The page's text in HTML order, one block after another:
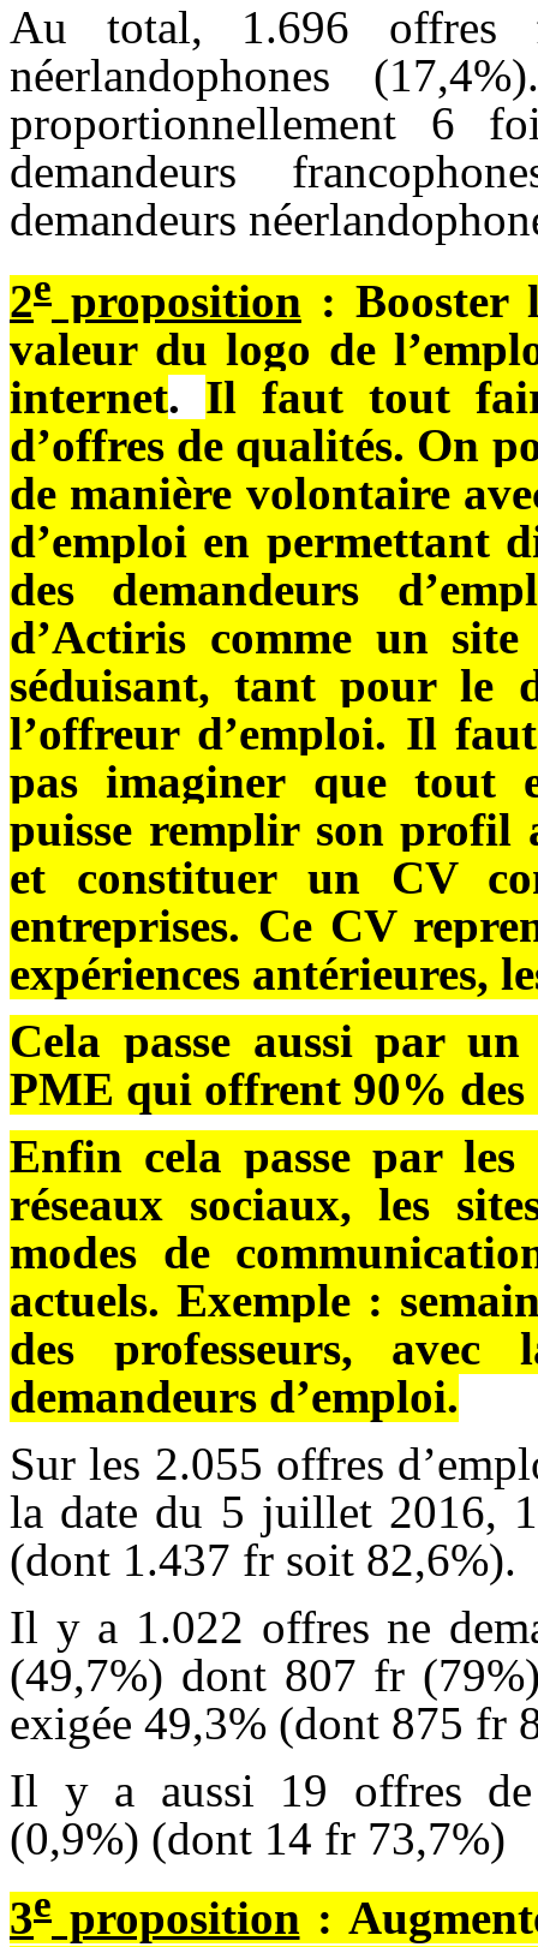
Au total, 1.696 offres
néerlandophones
proportionnellement 6
demandeurs
demandeurs
2e proposition : Booster
valeur du logo de
internet. Il faut tout
d’offres de qualités. On
de manière volontaire
d’emploi en permettant
des demandeurs
d’Actiris comme un
séduisant, tant pour le
l’offreur d’emploi. Il
pas imaginer que tout
puisse remplir son profil
et constituer un CV
entreprises. Ce CV
expériences antérieures,
Cela passe aussi par
PME qui offrent 90% des
Enfin cela passe par les
réseaux sociaux, les
modes de
actuels. Exemple :
des professeurs,
demandeurs d’emploi.
Sur les 2.055 offres
la date du 5 juillet 2016,
(dont 1.437 fr soit 82,6%).
Il y a 1.022 offres ne
(49,7%) dont 807 fr
exigée 49,3% (dont 875 fr
Il y a aussi 19 offres de
(0,9%) (dont 14 fr 73,7%)
3e proposition :